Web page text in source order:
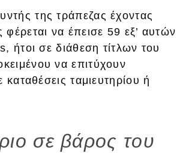
της τράπεζας έχοντας
να έπεισε 59 εξ’ αυτών
ήτοι σε διάθεση τίτλων του
να επιτύχουν
ταμιευτηρίου ή
σε βάρος του